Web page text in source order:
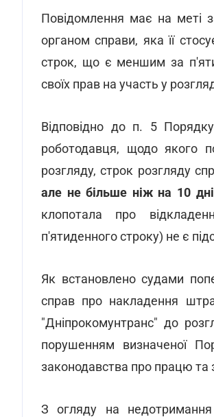
Повідомлення має на меті
органом справи, яка її
строк, що є меншим за
своїх прав на участь у
Відповідно до п. 5
роботодавця, щодо якого
розгляду, строк розгляду
але не більше ніж на 10
клопотала про
п'ятиденного строку) не є
Як встановлено судами
справ про накладення
"Дніпрокомунтранс" до
порушенням визначеної
законодавства про працю та
З огляду на